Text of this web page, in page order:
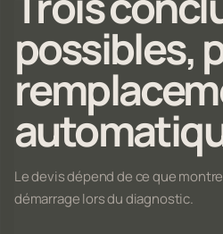
possibles,
Le devis dépend de ce que
démarrage lors du diagnostic.